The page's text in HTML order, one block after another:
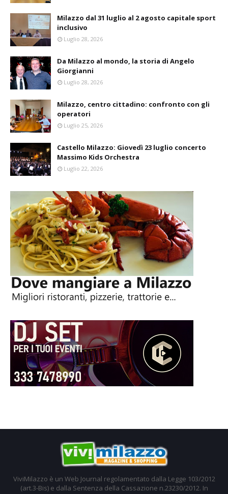
Milazzo dal 31 luglio al 2 agosto capitale sport
inclusivo
Luglio 28, 2026
Da Milazzo al mondo, la storia di Angelo
Giorgianni
Luglio 28, 2026
Milazzo, centro cittadino: confronto con gli
operatori
Luglio 25, 2026
Castello Milazzo: Giovedì 23 luglio concerto
Massimo Kids Orchestra
Luglio 22, 2026
ViviMilazzo è un Web Journal regolamentato dalla Legge 103/2012
(art.3-Bis) e dalla Sentenza della Cassazione n.23230/2012. In